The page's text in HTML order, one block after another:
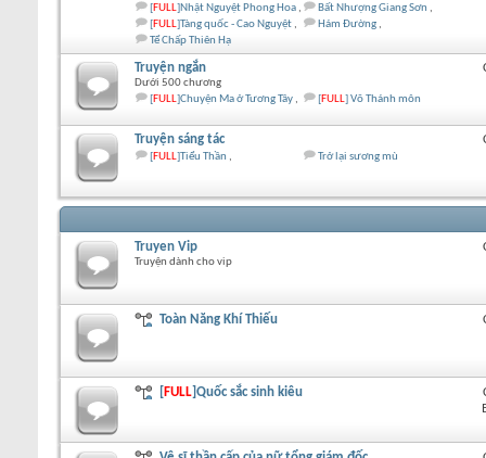
[FULL]Nhật Nguyệt Phong Hoa
Bất Nhượng Giang Sơn
[FULL]Tàng quốc - Cao Nguyệt
Hám Đường
Tể Chấp Thiên Hạ
Truyện ngắn
Dưới 500 chương
[FULL]Chuyện Ma ở Tương Tây [FULL] Võ Thánh môn
Truyện sáng tác
[FULL]Tiểu Thần Trở lại sương mù
Truyen Vip
Truyện dành cho vip
Toàn Năng Khí Thiếu
[ FULL]Quốc sắc sinh kiêu